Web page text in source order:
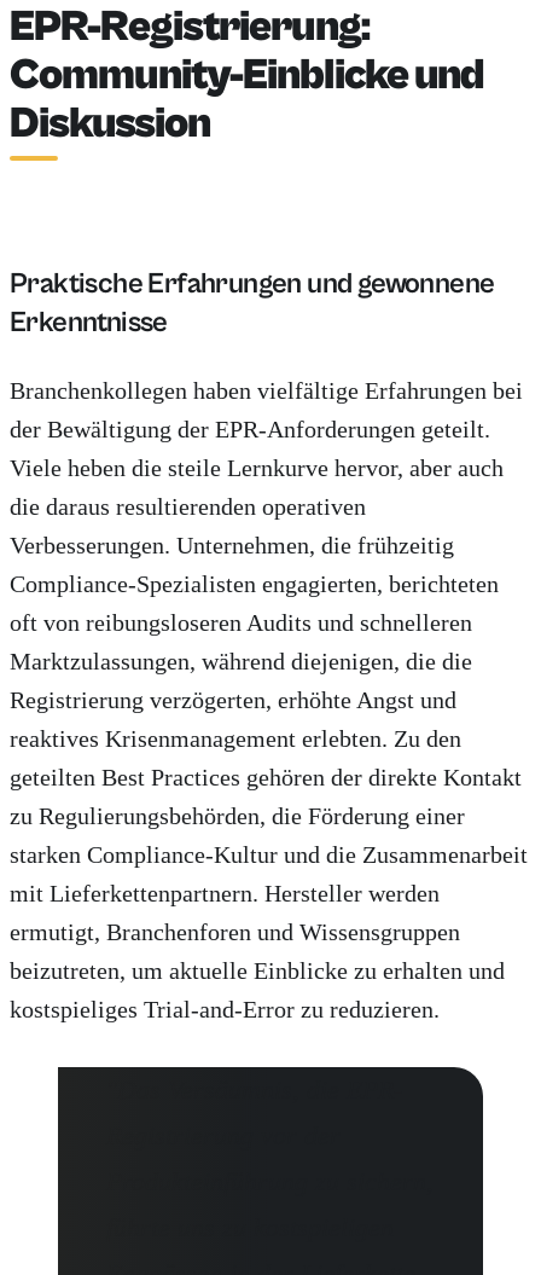
EPR-Registrierung:
Community-Einblicke und
Diskussion
Praktische Erfahrungen und gewonnene
Erkenntnisse
Branchenkollegen haben vielfältige Erfahrungen bei
der Bewältigung der EPR-Anforderungen geteilt.
Viele heben die steile Lernkurve hervor, aber auch
die daraus resultierenden operativen
Verbesserungen. Unternehmen, die frühzeitig
Compliance-Spezialisten engagierten, berichteten
oft von reibungsloseren Audits und schnelleren
Marktzulassungen, während diejenigen, die die
Registrierung verzögerten, erhöhte Angst und
reaktives Krisenmanagement erlebten. Zu den
geteilten Best Practices gehören der direkte Kontakt
zu Regulierungsbehörden, die Förderung einer
starken Compliance-Kultur und die Zusammenarbeit
mit Lieferkettenpartnern. Hersteller werden
ermutigt, Branchenforen und Wissensgruppen
beizutreten, um aktuelle Einblicke zu erhalten und
kostspieliges Trial-and-Error zu reduzieren.